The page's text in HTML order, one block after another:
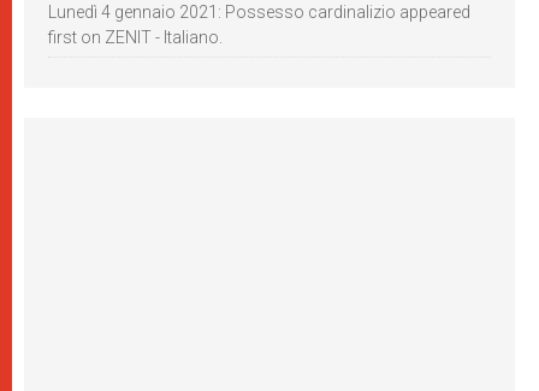
Lunedì 4 gennaio 2021: Possesso cardinalizio appeared
first on ZENIT - Italiano.